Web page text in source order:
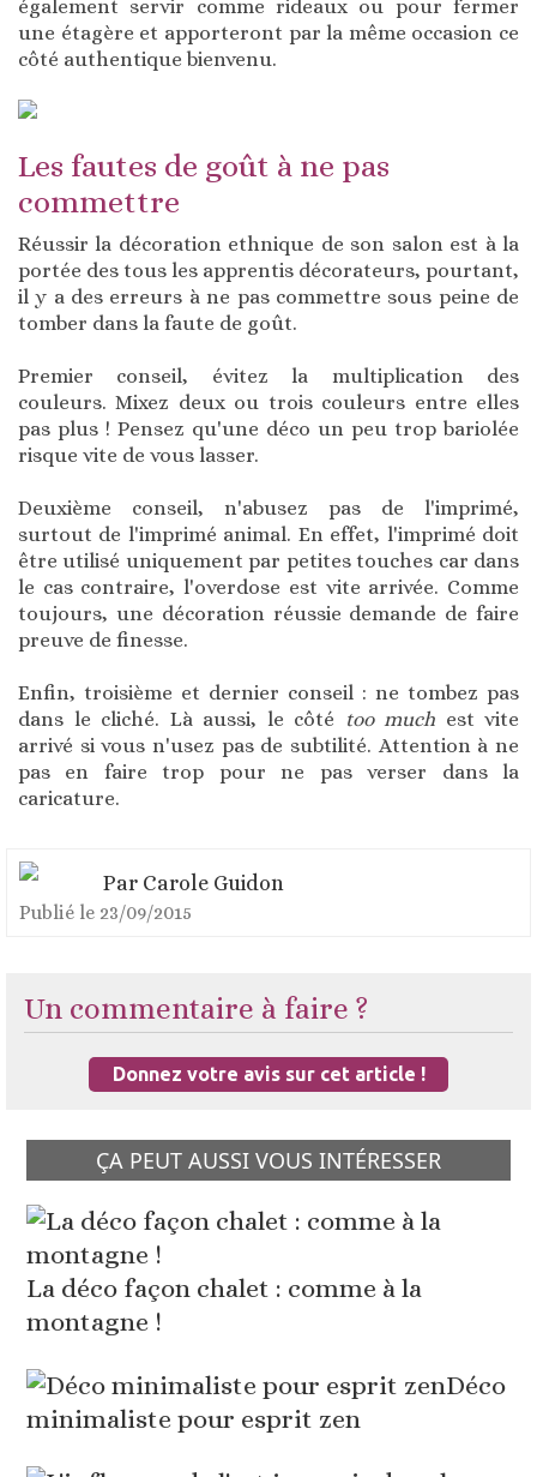
également servir comme rideaux ou pour fermer
une étagère et apporteront par la même occasion ce
côté authentique bienvenu.
Les fautes de goût à ne pas
commettre
Réussir la décoration ethnique de son salon est à la
portée des tous les apprentis décorateurs, pourtant,
il y a des erreurs à ne pas commettre sous peine de
tomber dans la faute de goût.
Premier conseil, évitez la multiplication des
couleurs. Mixez deux ou trois couleurs entre elles
pas plus ! Pensez qu'une déco un peu trop bariolée
risque vite de vous lasser.
Deuxième conseil, n'abusez pas de l'imprimé,
surtout de l'imprimé animal. En effet, l'imprimé doit
être utilisé uniquement par petites touches car dans
le cas contraire, l'overdose est vite arrivée. Comme
toujours, une décoration réussie demande de faire
preuve de finesse.
Enfin, troisième et dernier conseil : ne tombez pas
dans le cliché. Là aussi, le côté
too much est vite
arrivé si vous n'usez pas de subtilité. Attention à ne
pas en faire trop pour ne pas verser dans la
caricature.
Par Carole Guidon
Publié le 23/09/2015
Un commentaire à faire ?
Donnez votre avis sur cet article !
ÇA PEUT AUSSI VOUS INTÉRESSER
La déco façon chalet : comme à la
montagne !
Déco
minimaliste pour esprit zen